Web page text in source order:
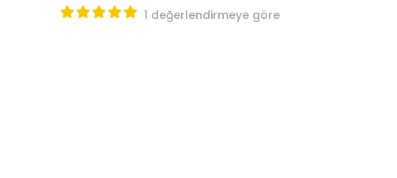
1 değerlendirmeye göre